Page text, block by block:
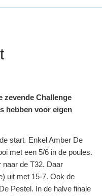
zevende Challenge
hebben voor eigen
start. Enkel Amber De
met een 5/6 in de poules.
de T32. Daar
uit met 15-7. Ook de
Pestel. In de halve finale